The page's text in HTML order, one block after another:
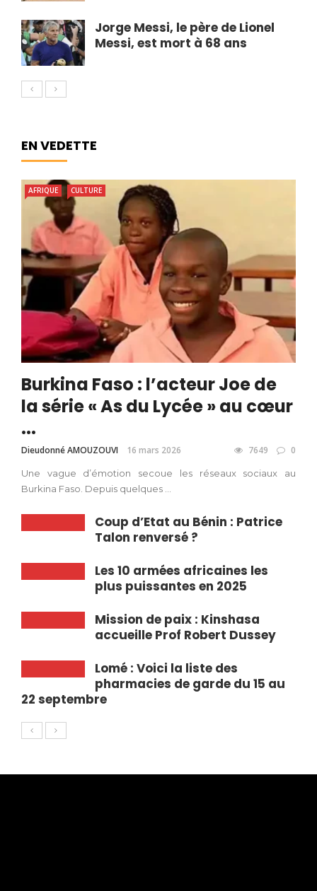
Jorge Messi, le père de Lionel
Messi, est mort à 68 ans
EN VEDETTE
AFRIQUE CULTURE
Burkina Faso : l’acteur Joe de
la série « As du Lycée » au cœur
...
Dieudonné AMOUZOUVI 16 mars 2026 7649 0
Une vague d’émotion secoue les réseaux sociaux au
Burkina Faso. Depuis quelques ...
Coup d’Etat au Bénin : Patrice
Talon renversé ?
Les 10 armées africaines les
plus puissantes en 2025
Mission de paix : Kinshasa
accueille Prof Robert Dussey
Lomé : Voici la liste des
pharmacies de garde du 15 au
22 septembre